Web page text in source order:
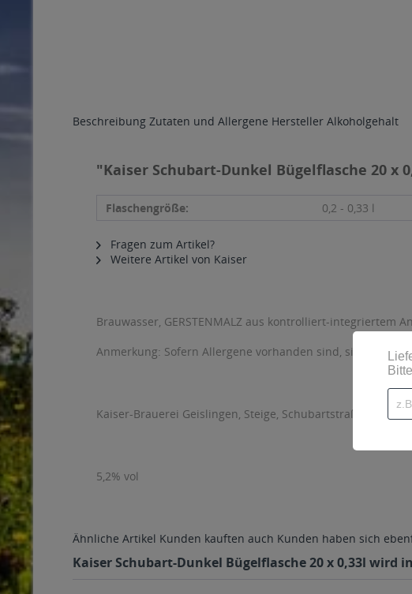
Beschreibung Zutaten und Allergene Hersteller Alkoholgehalt
"Kaiser Schubart-Dunkel Bügelflasche 20 x
Flaschengröße: 0,2 - 0,33 l
Fragen zum Artikel?
Weitere Artikel von Kaiser
Brauwasser, GERSTENMALZ aus kontrolliert-integriertem
Anmerkung: Sofern Allergene vorhanden sind, sind diese
Kaiser-Brauerei Geislingen, Steige, Schubartstraße 24/26,
5,2% vol
Ähnliche Artikel Kunden kauften auch Kunden haben sich
Kaiser Schubart-Dunkel Bügelflasche 20 x 0,33l